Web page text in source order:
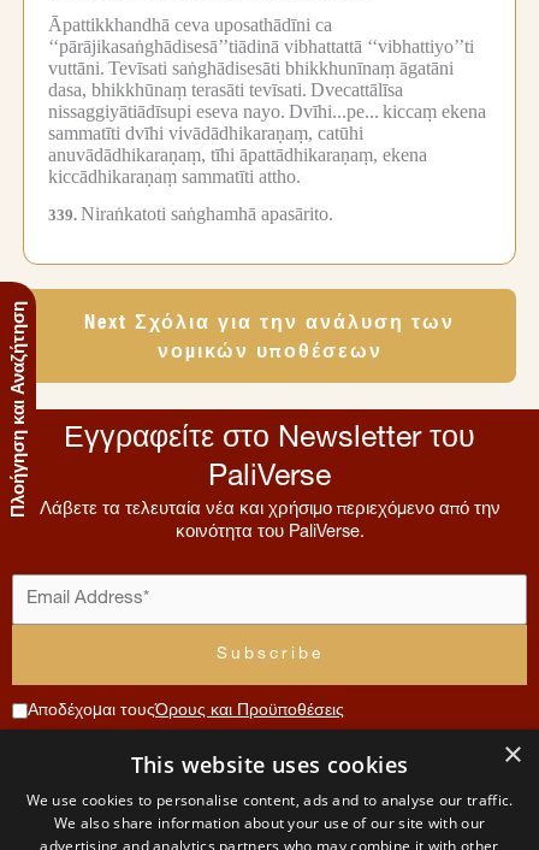
Πλοήγηση και Αναζήτηση
Āpattikkhandhā ceva uposathādīni ca
‘‘pārājikasaṅghādisesā’’tiādinā vibhattattā ‘‘vibhattiyo’’ti
vuttāni. Tevīsati saṅghādisesāti bhikkhunīnaṃ āgatāni
dasa, bhikkhūnaṃ terasāti tevīsati. Dvecattālīsa
nissaggiyātiādīsupi eseva nayo. Dvīhi...pe... kiccaṃ ekena
sammatīti dvīhi vivādādhikaraṇaṃ, catūhi
anuvādādhikaraṇaṃ, tīhi āpattādhikaraṇaṃ, ekena
kiccādhikaraṇaṃ sammatīti attho.
339. Niraṅkatoti saṅghamhā apasārito.
Next Σχόλια για την ανάλυση των
νομικών υποθέσεων
Εγγραφείτε στο Newsletter του
PaliVerse
Λάβετε τα τελευταία νέα και χρήσιμο περιεχόμενο από την
κοινότητα του PaliVerse.
Αποδέχομαι τουςΌρους και Προϋποθέσεις
The
Μενού
Αρχική
Συνεισφορά
ΕπικοινωνίαΛογαριασμός
Αίτηση
μέλους
Όροι
Χρήσης
×
This website uses cookies
We use cookies to personalise content, ads and to analyse our traffic.
We also share information about your use of our site with our
advertising and analytics partners who may combine it with other